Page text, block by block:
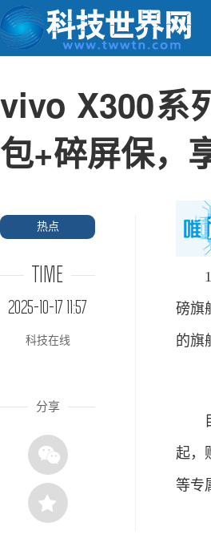
vivo X300系
包+碎屏保，
热点
TIME
2025-10-17 11:57
科技在线
分享
10
磅旗
的旗
目
起，
等专